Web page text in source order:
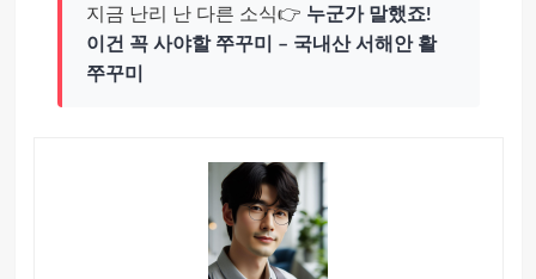
지금 난리 난 다른 소식👉 누군가 말했죠!
이건 꼭 사야할 쭈꾸미 – 국내산 서해안 활
쭈꾸미